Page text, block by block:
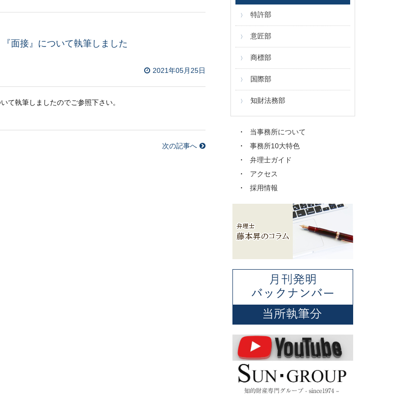
面接』について執筆しました
2021年05月25日
て執筆しましたのでご参照下さい。
次の記事へ
特許部
意匠部
商標部
国際部
知財法務部
当事務所について
事務所10大特色
弁理士ガイド
アクセス
採用情報